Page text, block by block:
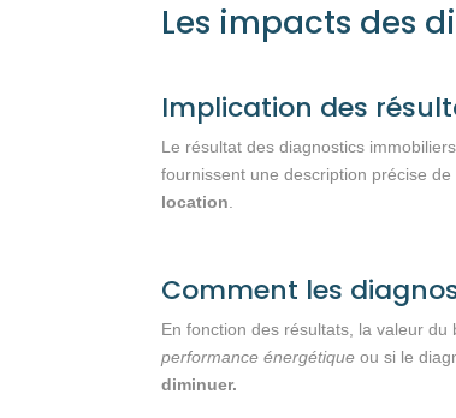
Les impacts des
Implication des
Le résultat des diagnostics
fournissent une description précise
location.
Comment les
En fonction des résultats, la valeur
performance énergétique ou si le
diminuer.